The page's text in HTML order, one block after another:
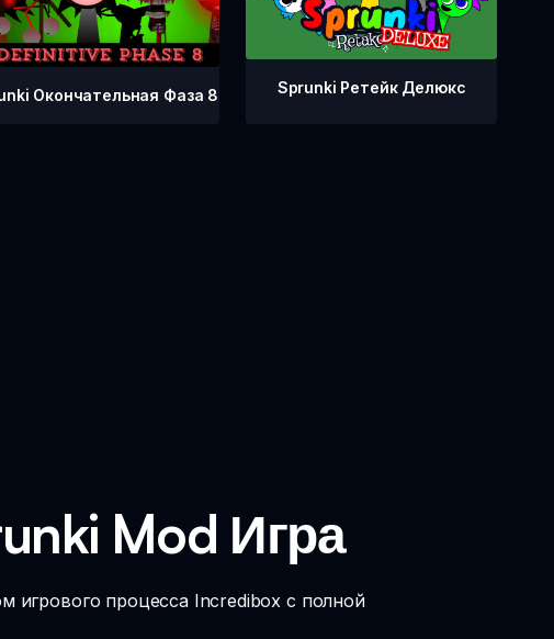
Окончательная Фаза 8 Sprunki Ретейк Делюкс
Mod Игра
игрового процесса Incredibox с полной